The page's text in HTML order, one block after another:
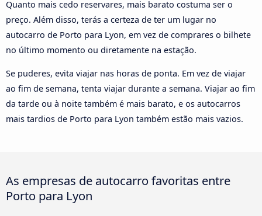
Quanto mais cedo reservares, mais barato costuma ser o
preço. Além disso, terás a certeza de ter um lugar no
autocarro de Porto para Lyon, em vez de comprares o bilhete
no último momento ou diretamente na estação.
Se puderes, evita viajar nas horas de ponta. Em vez de viajar
ao fim de semana, tenta viajar durante a semana. Viajar ao fim
da tarde ou à noite também é mais barato, e os autocarros
mais tardios de Porto para Lyon também estão mais vazios.
As empresas de autocarro favoritas entre
Porto para Lyon